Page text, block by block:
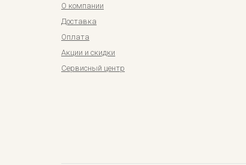
О компании
Доставка
Оплата
Акции и скидки
Сервисный центр